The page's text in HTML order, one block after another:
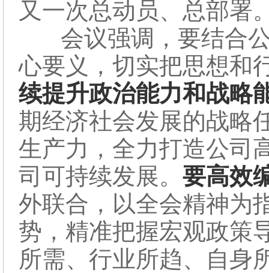
又一次总动员、总部署
会议强调，要结合公
心要义，切实把思想和
续提升政治能力和战略
期经济社会发展的战略
生产力，全力打造公司
司可持续发展。 要高效
外联合，以全会精神为
势，精准把握宏观政策
所需、行业所趋、自身